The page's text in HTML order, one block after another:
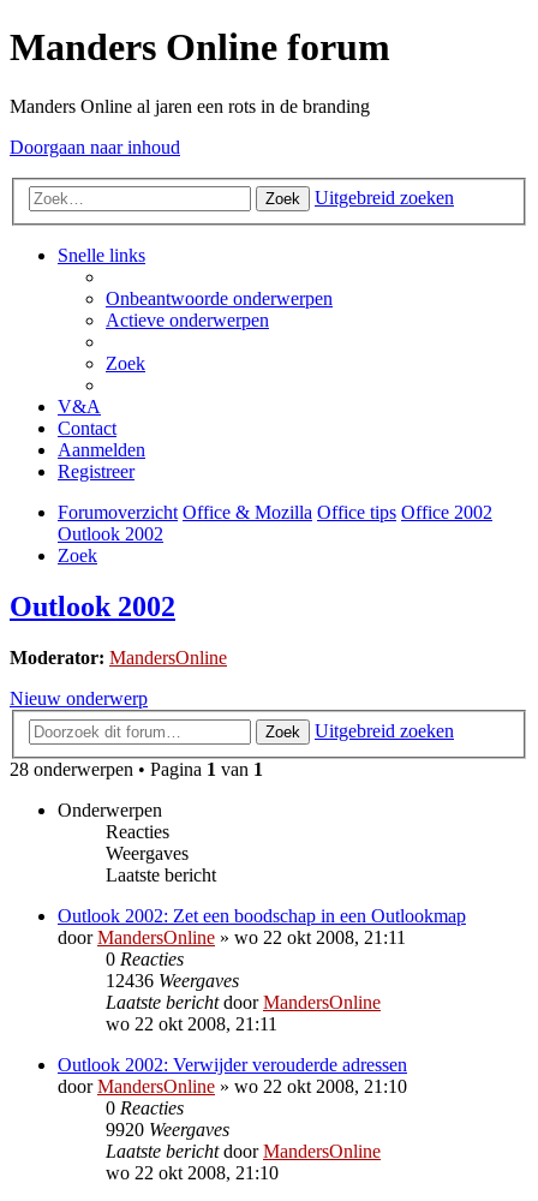
Manders Online forum
Manders Online al jaren een rots in de branding
Doorgaan naar inhoud
Zoek Uitgebreid zoeken
Snelle links
Onbeantwoorde onderwerpen
Actieve onderwerpen
Zoek
V&A
Contact
Aanmelden
Registreer
Forumoverzicht Office & Mozilla Office tips Office 2002
Outlook 2002
Zoek
Outlook 2002
Moderator: MandersOnline
Nieuw onderwerp
Zoek
Uitgebreid zoeken
28 onderwerpen • Pagina 1 van 1
Onderwerpen
Reacties
Weergaves
Laatste bericht
Outlook 2002: Zet een boodschap in een Outlookmap
doorMandersOnline » wo 22 okt 2008, 21:11
0 Reacties
12436 Weergaves
Laatste berichtdoorMandersOnline
wo 22 okt 2008, 21:11
Outlook 2002: Verwijder verouderde adressen
doorMandersOnline » wo 22 okt 2008, 21:10
0 Reacties
9920 Weergaves
Laatste berichtdoorMandersOnline
wo 22 okt 2008, 21:10